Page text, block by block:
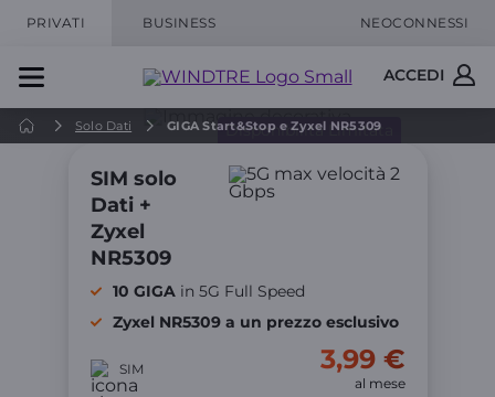
PRIVATI BUSINESS NEOCONNESSI
ACCEDI
Solo Dati GIGA Start&Stop e Zyxel NR5309
Disponibilità Limitata
SIM solo
Dati +
Zyxel
NR5309
10 GIGA in 5G Full Speed
Zyxel NR5309 a un prezzo esclusivo
SIM 3,99 €
al mese